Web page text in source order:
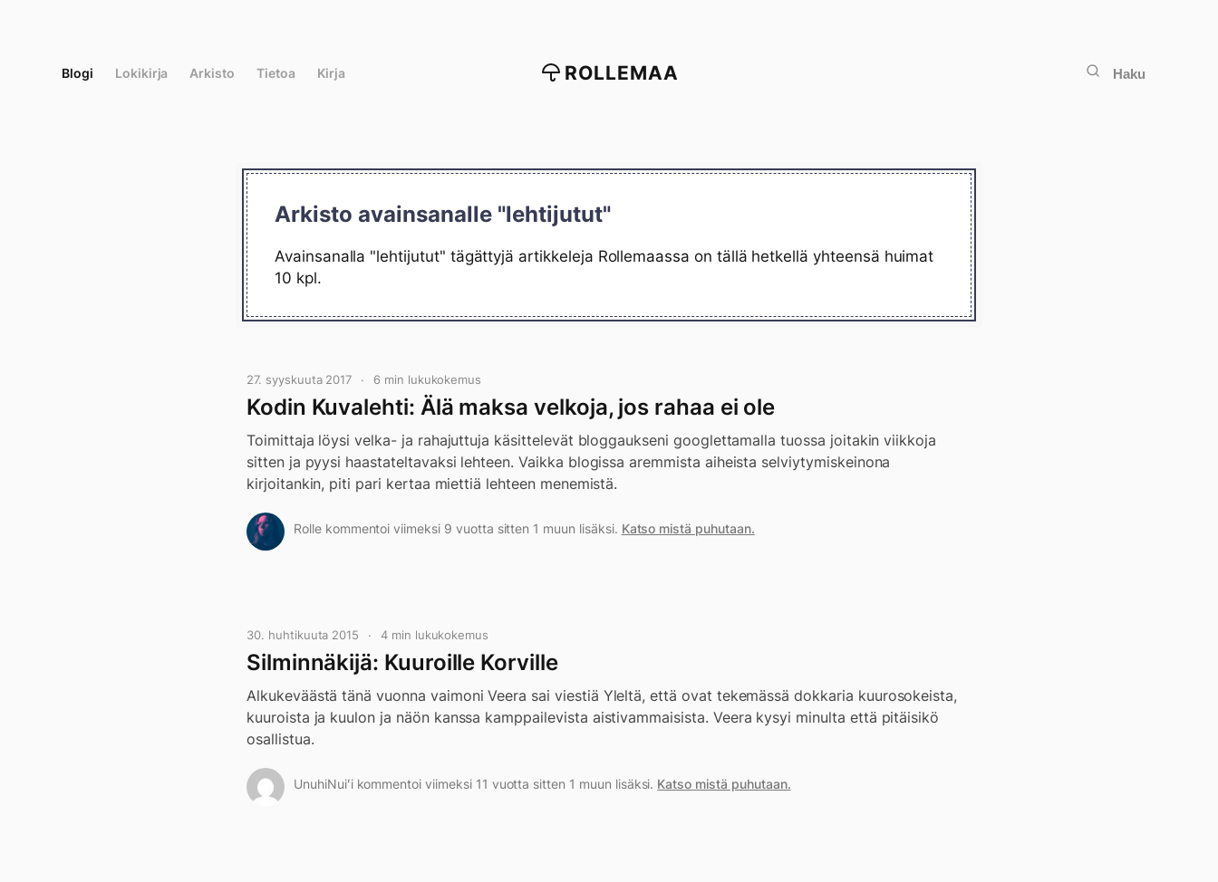
Blogi Lokikirja Arkisto Tietoa Kirja ROLLEMAA Haku
Arkisto avainsanalle "lehtijutut"
Avainsanalla "lehtijutut" tägättyjä artikkeleja Rollemaassa on tällä hetkellä yhteensä huimat
10 kpl.
27. syyskuuta 2017 6 min lukukokemus
Kodin Kuvalehti: Älä maksa velkoja, jos rahaa ei ole
Toimittaja löysi velka- ja rahajuttuja käsittelevät bloggaukseni googlettamalla tuossa joitakin viikkoja
sitten ja pyysi haastateltavaksi lehteen. Vaikka blogissa aremmista aiheista selviytymiskeinona
kirjoitankin, piti pari kertaa miettiä lehteen menemistä.
Rolle kommentoi viimeksi 9 vuotta sitten 1 muun lisäksi. Katso mistä puhutaan.
30. huhtikuuta 2015 4 min lukukokemus
Silminnäkijä: Kuuroille Korville
Alkukeväästä tänä vuonna vaimoni Veera sai viestiä Yleltä, että ovat tekemässä dokkaria kuurosokeista,
kuuroista ja kuulon ja näön kanssa kamppailevista aistivammaisista. Veera kysyi minulta että pitäisikö
osallistua.
UnuhiNuiʻi kommentoi viimeksi 11 vuotta sitten 1 muun lisäksi. Katso mistä puhutaan.